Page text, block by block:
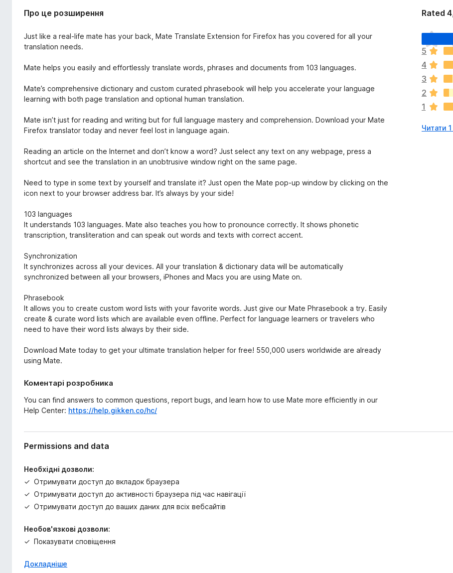
Про це розширення
Just like a real-life mate has your back, Mate Translate Extension for Firefox has you covered for all your
translation needs.
Mate helps you easily and effortlessly translate words, phrases and documents from 103 languages.
Mate’s comprehensive dictionary and custom curated phrasebook will help you accelerate your language
learning with both page translation and optional human translation.
Mate isn’t just for reading and writing but for full language mastery and comprehension. Download your Mate
Firefox translator today and never feel lost in language again.
Reading an article on the Internet and don’t know a word? Just select any text on any webpage, press a
shortcut and see the translation in an unobtrusive window right on the same page.
Need to type in some text by yourself and translate it? Just open the Mate pop-up window by clicking on the
icon next to your browser address bar. It’s always by your side!
103 languages
It understands 103 languages. Mate also teaches you how to pronounce correctly. It shows phonetic
transcription, transliteration and can speak out words and texts with correct accent.
Synchronization
It synchronizes across all your devices. All your translation & dictionary data will be automatically
synchronized between all your browsers, iPhones and Macs you are using Mate on.
Phrasebook
It allows you to create custom word lists with your favorite words. Just give our Mate Phrasebook a try. Easily
create & curate word lists which are available even offline. Perfect for language learners or travelers who
need to have their word lists always by their side.
Download Mate today to get your ultimate translation helper for free! 550,000 users worldwide are already
using Mate.
Коментарі розробника
You can find answers to common questions, report bugs, and learn how to use Mate more efficiently in our
Help Center: https://help.gikken.co/hc/
Rated
Щ
е
н
е
м
а
є
о
і
5
4
3
2
1
Читати
Permissions and data
Необхідні дозволи:
Отримувати доступ до вкладок браузера
Отримувати доступ до активності браузера під час навігації
Отримувати доступ до ваших даних для всіх вебсайтів
Необов'язкові дозволи:
Показувати сповіщення
Докладніше